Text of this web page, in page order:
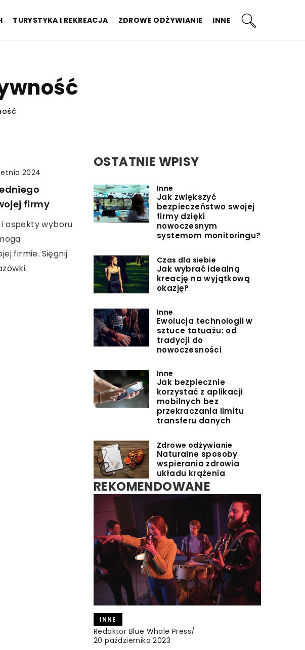
TURYSTYKA I REKREACJA ZDROWE ODŻYWIANIE INNE
2024
firmy
aspekty wyboru
firmie. Sięgnij
OSTATNIE WPISY
Inne
Jak zwiększyć
bezpieczeństwo swojej
firmy dzięki
nowoczesnym
systemom monitoringu?
Czas dla siebie
Jak wybrać idealną
kreację na wyjątkową
okazję?
Inne
Ewolucja technologii w
sztuce tatuażu: od
tradycji do
nowoczesności
Inne
Jak bezpiecznie
korzystać z aplikacji
mobilnych bez
przekraczania limitu
transferu danych
Zdrowe odżywianie
Naturalne sposoby
wspierania zdrowia
układu krążenia
REKOMENDOWANE
TURYSTYKA I REKREACJA
Redaktor Blue Whale Press/
INNE
Redaktor Blue Whale Press/
20 października 2023
CZAS DLA SIEBIE
Redaktor Blue Whale Press/